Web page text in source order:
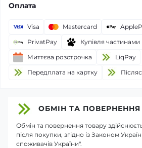
Оплата
Visa Mastercard
PrivatPay
Купівля частинами
Миттєва розстрочка
LiqPay
Передплата на картку
ОБМІН ТА ПОВЕРНЕННЯ
Обмін та повернення товару
після покупки, згідно із Законом
споживачів України".